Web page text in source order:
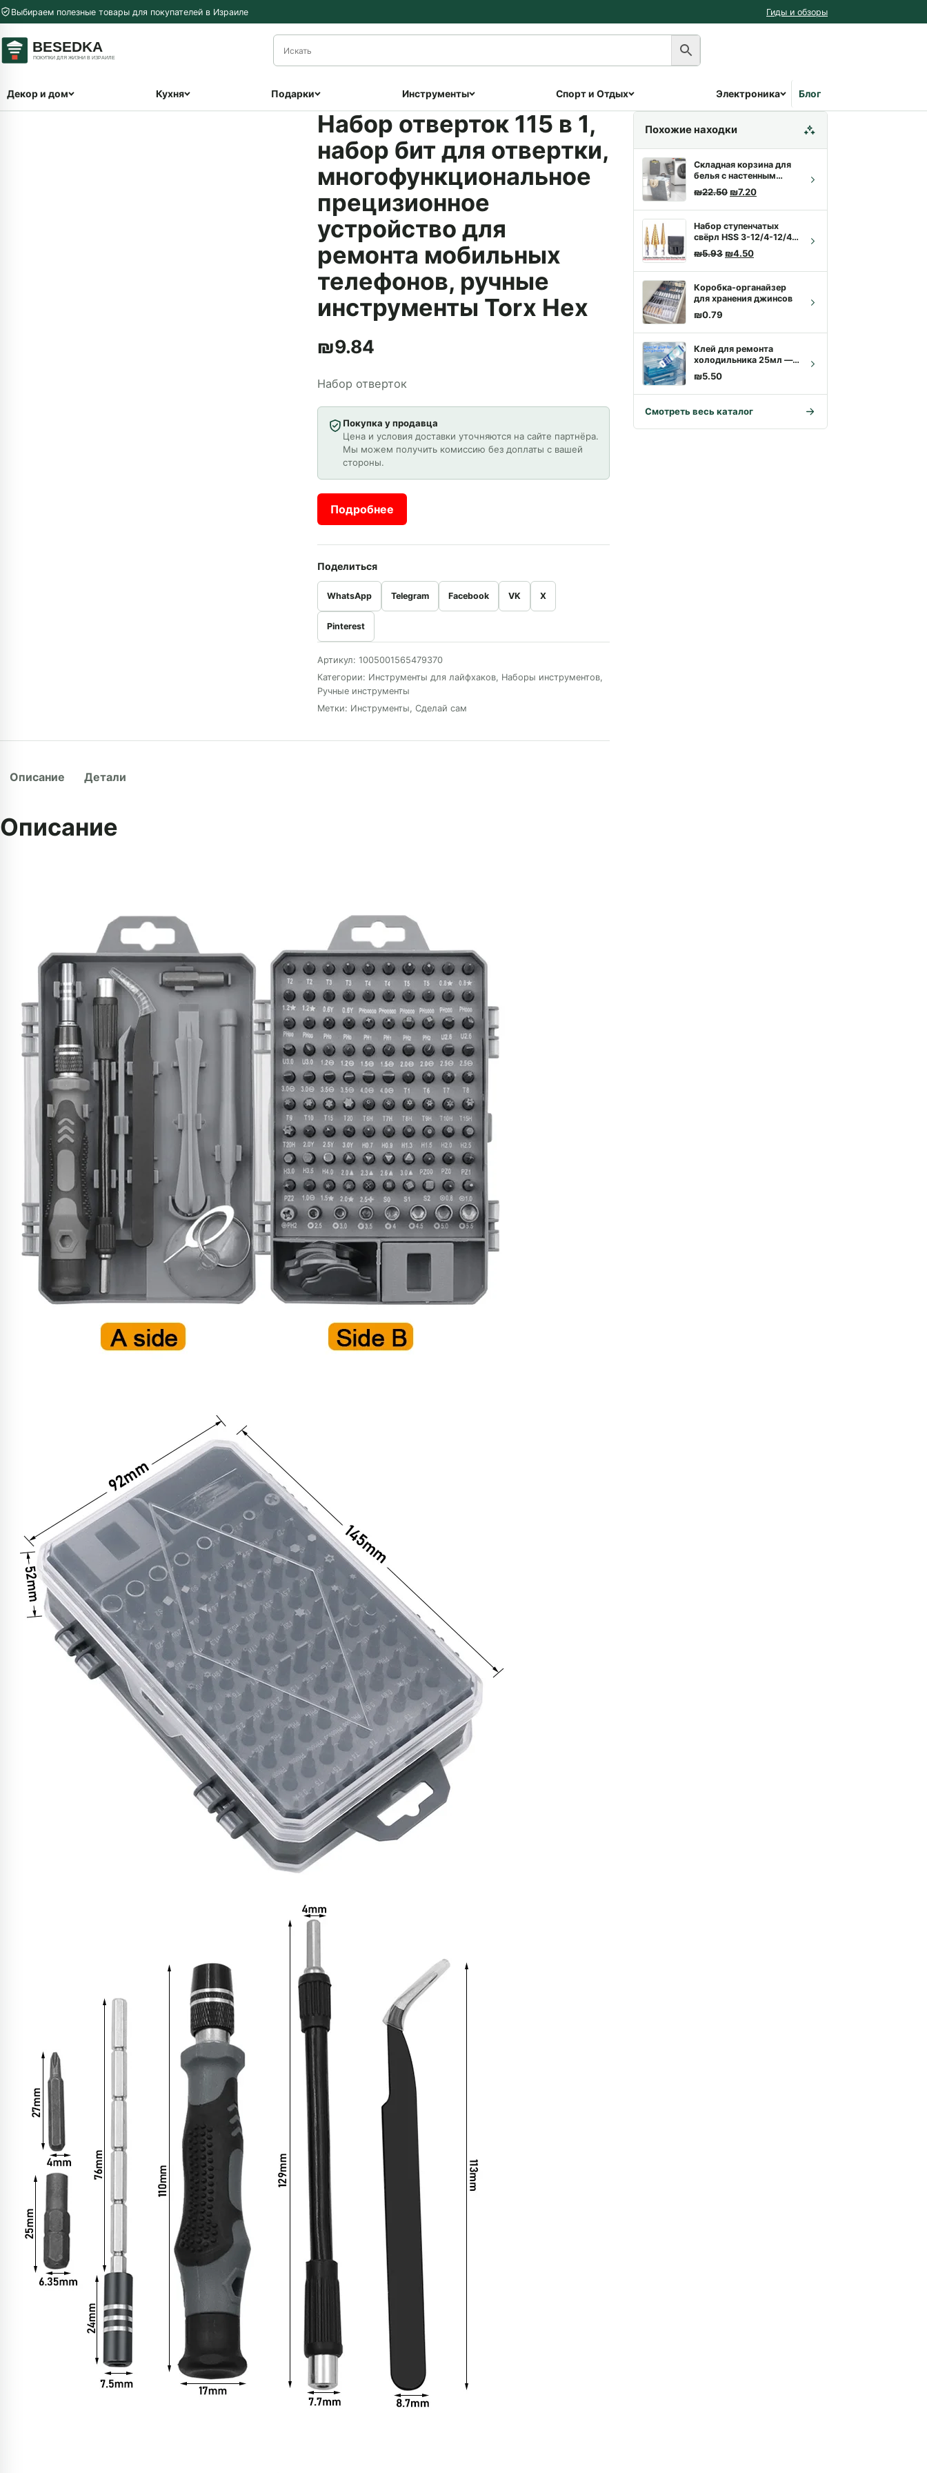
Перейти к содержимому
Выбираем полезные товары для покупателей в Израиле Гиды и обзоры
Декор и дом Кухня Подарки Инструменты Спорт и Отдых Электроника Блог
Набор отверток 115 в 1,
набор бит для отвертки,
многофункциональное
прецизионное
устройство для
ремонта мобильных
телефонов, ручные
инструменты Torx Hex
₪9.84
Набор отверток
Покупка у продавца
Цена и условия доставки уточняются на сайте партнёра.
Мы можем получить комиссию без доплаты с вашей
стороны.
Подробнее
Поделиться
WhatsApp Telegram Facebook VK X
Pinterest
Артикул: 1005001565479370
Категории: Инструменты для лайфхаков, Наборы инструментов,
Ручные инструменты
Метки: Инструменты, Сделай сам
Описание Детали
Описание
Похожие находки
Складная корзина для
белья с настенным
креплением | Купить с
доставкой
₪22.50 Первоначальная цена составляла ₪22.50.
₪7.20Текущая цена: ₪7.20.
Набор ступенчатых
свёрл HSS 3-12/4-12/4-
20 мм с титановым
покрытием, 3 шт. |
Купить с доставкой
₪5.93 Первоначальная цена составляла ₪5.93.
₪4.50Текущая цена: ₪4.50.
Коробка-органайзер
для хранения джинсов
₪0.79
Клей для ремонта
холодильника 25мл —
водостойкий,
морозостойкий,
быстросохнущий |
₪5.50
Смотреть весь каталог